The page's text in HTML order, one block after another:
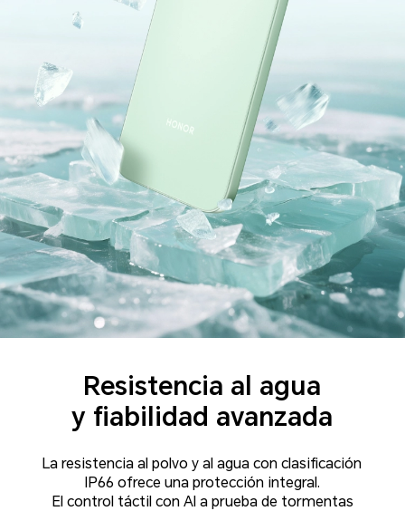
Resistencia al agua
y fiabilidad avanzada
La resistencia al polvo y al agua con clasificación
IP66 ofrece una protección integral.
El control táctil con AI a prueba de tormentas